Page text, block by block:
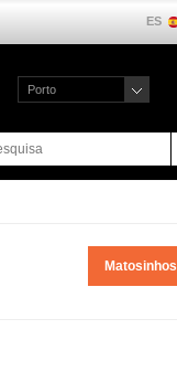
ES
Porto
Matosinhos